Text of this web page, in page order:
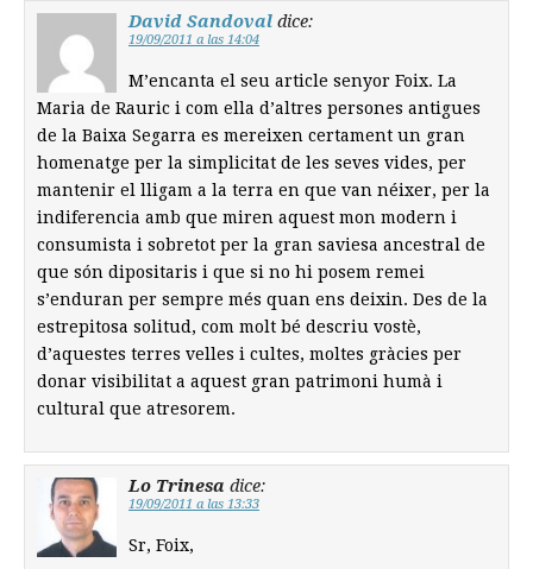
David Sandoval dice:
19/09/2011 a las 14:04
M’encanta el seu article senyor Foix. La
Maria de Rauric i com ella d’altres persones antigues
de la Baixa Segarra es mereixen certament un gran
homenatge per la simplicitat de les seves vides, per
mantenir el lligam a la terra en que van néixer, per la
indiferencia amb que miren aquest mon modern i
consumista i sobretot per la gran saviesa ancestral de
que són dipositaris i que si no hi posem remei
s’enduran per sempre més quan ens deixin. Des de la
estrepitosa solitud, com molt bé descriu vostè,
d’aquestes terres velles i cultes, moltes gràcies per
donar visibilitat a aquest gran patrimoni humà i
cultural que atresorem.
Lo Trinesa dice:
19/09/2011 a las 13:33
Sr, Foix,